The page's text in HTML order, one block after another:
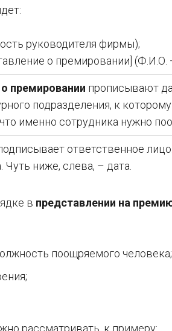
руководителя фирмы);
о премировании] (Ф.И.О.
премировании прописывают
подразделения, к
именно сотрудника нужно
ответственное
ниже, слева, – дата.
в представлении на
поощряемого человека;
рассматривать, к примеру: